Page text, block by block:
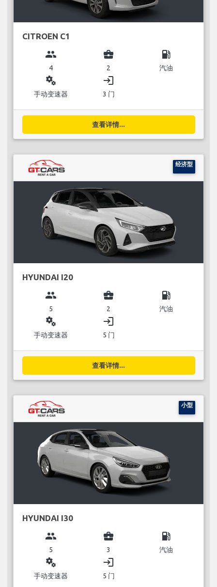
CITROEN C1
group
4
business_center
2
local_gas_station
汽油
miscellaneous_services
手动变速器
login
3 门
查看详情...
经济型
HYUNDAI I20
group
5
business_center
2
local_gas_station
汽油
miscellaneous_services
手动变速器
login
5 门
查看详情...
小型
HYUNDAI I30
group
5
business_center
3
local_gas_station
汽油
miscellaneous_services
手动变速器
login
5 门